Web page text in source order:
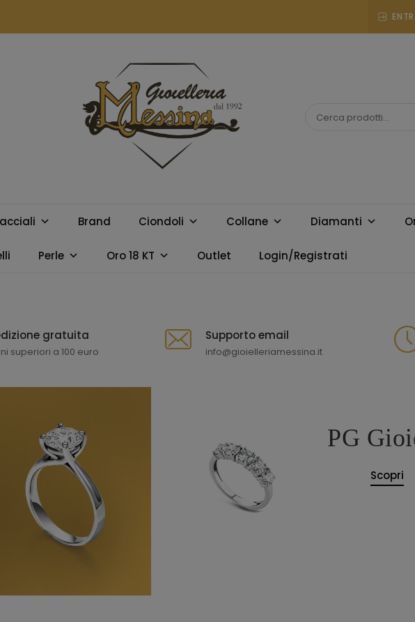
MESSINA
CAMPOBELLO
migliori marchi.
Brand Ciondoli Collane Diamanti
Perle Oro 18 KT Outlet Login/Registrati
gratuita
superiori a 100 euro
Supporto email
info@gioielleriamessina.it
PG
Scopri